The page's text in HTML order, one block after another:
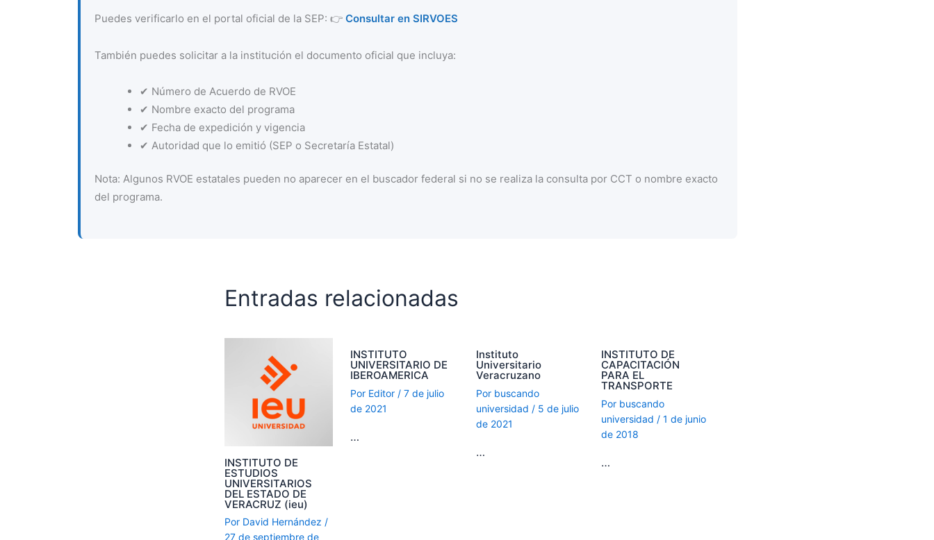
Puedes verificarlo en el portal oficial de la SEP: 👉 Consultar en SIRVOES
También puedes solicitar a la institución el documento oficial que incluya:
✔ Número de Acuerdo de RVOE
✔ Nombre exacto del programa
✔ Fecha de expedición y vigencia
✔ Autoridad que lo emitió (SEP o Secretaría Estatal)
Nota: Algunos RVOE estatales pueden no aparecer en el buscador federal si no se realiza la consulta por CCT o nombre exacto
del programa.
Entradas relacionadas
INSTITUTO DE
ESTUDIOS
UNIVERSITARIOS
DEL ESTADO DE
VERACRUZ (ieu)
Por David Hernández /
27 de septiembre de
INSTITUTO
UNIVERSITARIO DE
IBEROAMERICA
Por Editor / 7 de julio
de 2021
…
Instituto
Universitario
Veracruzano
Por buscando
universidad / 5 de julio
de 2021
…
INSTITUTO DE
CAPACITACIÓN
PARA EL
TRANSPORTE
Por buscando
universidad /1 de junio
de 2018
…